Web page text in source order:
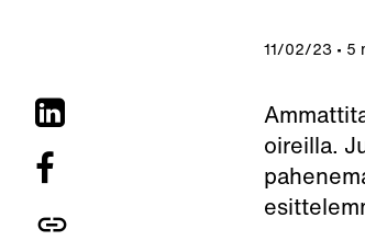
11/02/23 5
oireilla.